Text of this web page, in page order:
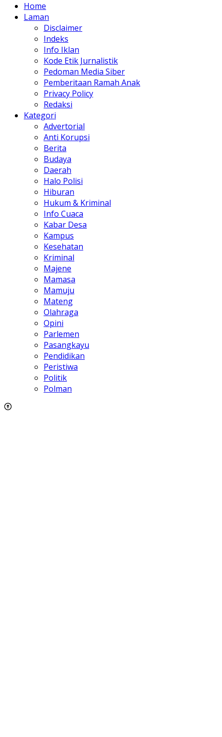
Home
Laman
Disclaimer
Indeks
Info Iklan
Kode Etik Jurnalistik
Pedoman Media Siber
Pemberitaan Ramah Anak
Privacy Policy
Redaksi
Kategori
Advertorial
Anti Korupsi
Berita
Budaya
Daerah
Halo Polisi
Hiburan
Hukum & Kriminal
Info Cuaca
Kabar Desa
Kampus
Kesehatan
Kriminal
Majene
Mamasa
Mamuju
Mateng
Olahraga
Opini
Parlemen
Pasangkayu
Pendidikan
Peristiwa
Politik
Polman